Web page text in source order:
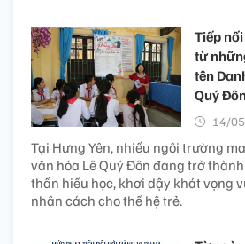
Tiếp
từ
tên
Quý
14/
Tại Hưng Yên, nhiều ngôi trường
văn hóa Lê Quý Đôn đang trở
thần hiếu học, khơi dậy khát vọng
nhân cách cho thế hệ trẻ.